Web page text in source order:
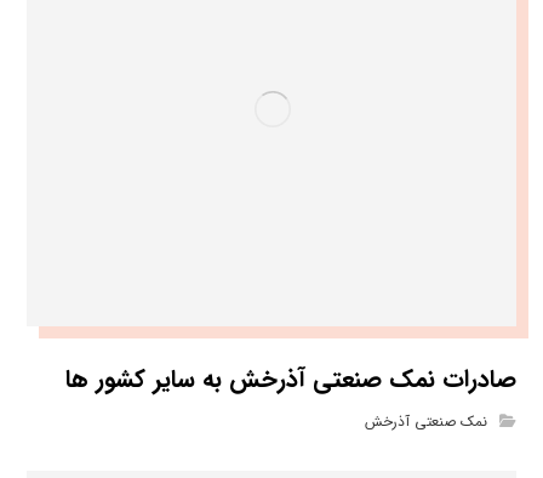
صادرات نمک صنعتی آذرخش به سایر کشور ها
نمک صنعتی آذرخش